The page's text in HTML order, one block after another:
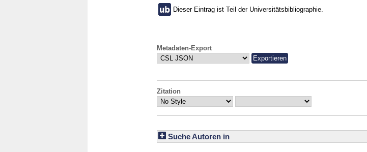
Dieser Eintrag ist Teil der Universitätsbibliographie.
Metadaten-Export
Zitation
Suche Autoren in